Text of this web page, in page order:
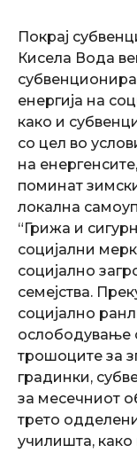
Покрај
Кисела Вода
енергија на
како и
со цел во
на
поминат
локална
“Грижа и
социјални
социјално
семејства.
социјално
ослободување
трошоците за
градинки,
за месечниот
трето
училишта, како